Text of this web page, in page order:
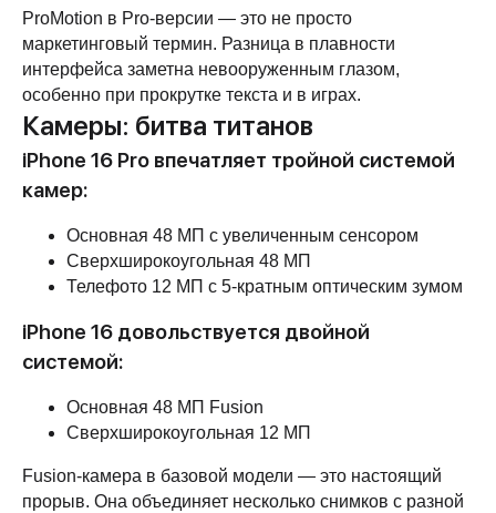
ProMotion в Pro-версии — это не просто
маркетинговый термин. Разница в плавности
интерфейса заметна невооруженным глазом,
особенно при прокрутке текста и в играх.
Камеры: битва титанов
iPhone 16 Pro впечатляет тройной системой
камер:
Основная 48 МП с увеличенным сенсором
Сверхширокоугольная 48 МП
Телефото 12 МП с 5-кратным оптическим зумом
iPhone 16 довольствуется двойной
системой:
Основная 48 МП Fusion
Сверхширокоугольная 12 МП
Fusion-камера в базовой модели — это настоящий
прорыв. Она объединяет несколько снимков с разной